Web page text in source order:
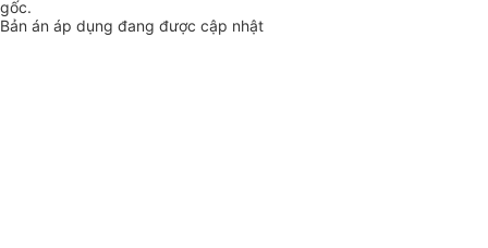
gốc.
Bản án áp dụng đang được cập nhật